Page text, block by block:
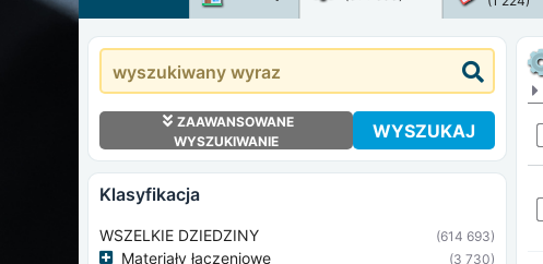
ZAAWANSOWANE
WYSZUKIWANIE
WYSZUKAJ
klasyfikacja
WSZELKIE DZIEDZINY (614 693)
Materiały łączeniowe (3 730)